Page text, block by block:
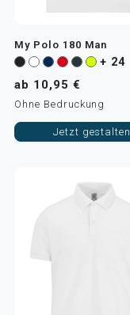
My Polo 180 Man
+ 24
ab 10,95 €
Ohne Bedruckung
Jetzt gestalten